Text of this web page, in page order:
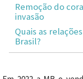
Remoção do
invasão
Quais as
Brasil?